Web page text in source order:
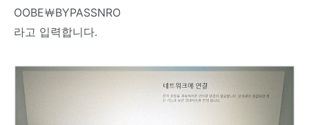
OOBE￦BYPASSNRO
라고 입력합니다.